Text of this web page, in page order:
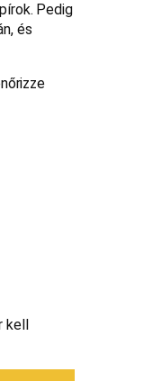
Pedig
és
kell